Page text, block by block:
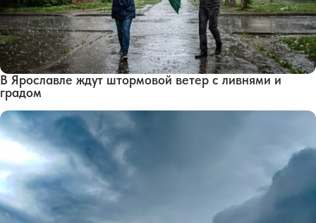
В Ярославле ждут штормовой ветер с ливнями и
градом